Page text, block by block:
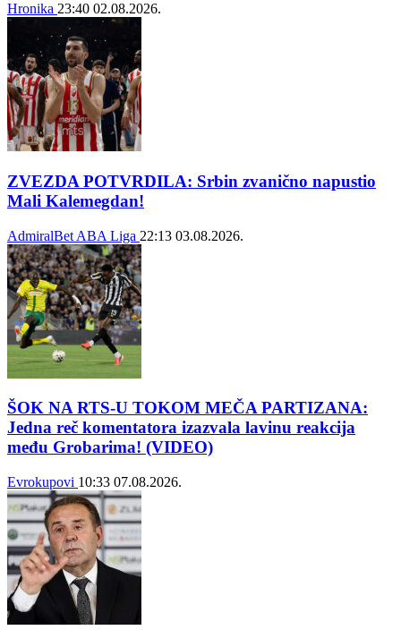
Hronika 23:40 02.08.2026.
ZVEZDA POTVRDILA: Srbin zvanično napustio
Mali Kalemegdan!
AdmiralBet ABA Liga 22:13 03.08.2026.
ŠOK NA RTS-U TOKOM MEČA PARTIZANA:
Jedna reč komentatora izazvala lavinu reakcija
među Grobarima! (VIDEO)
Evrokupovi 10:33 07.08.2026.